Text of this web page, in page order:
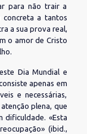
para não trair a
concreta a tantos
a sua prova real,
o amor de Cristo
Dia Mundial e
apenas em
e necessárias,
plena, que
dificuldade. «Esta
(ibid.,